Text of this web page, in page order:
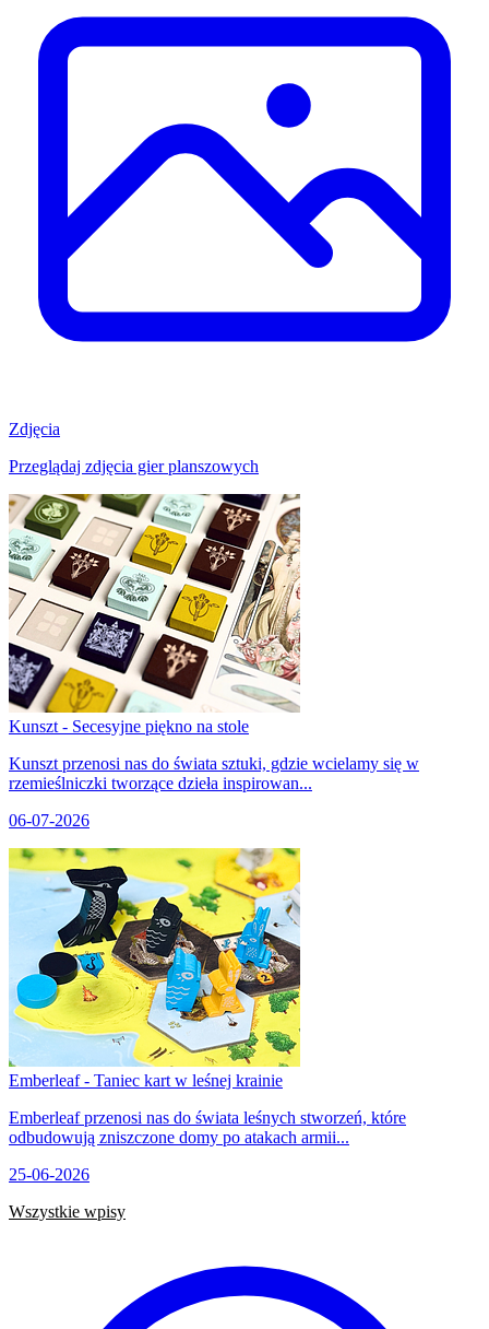
Zdjęcia
Przeglądaj zdjęcia gier planszowych
Kunszt - Secesyjne piękno na stole
Kunszt przenosi nas do świata sztuki, gdzie wcielamy się w
rzemieślniczki tworzące dzieła inspirowan...
06-07-2026
Emberleaf - Taniec kart w leśnej krainie
Emberleaf przenosi nas do świata leśnych stworzeń, które
odbudowują zniszczone domy po atakach armii...
25-06-2026
Wszystkie wpisy